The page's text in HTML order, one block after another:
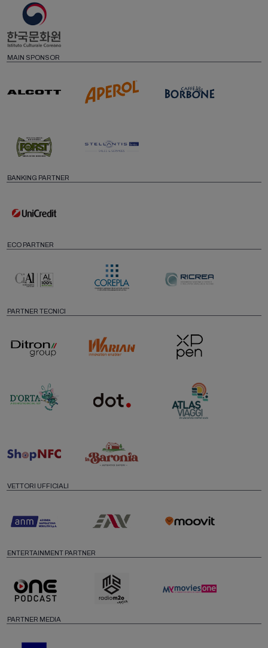
MAIN SPONSOR
BANKING PARTNER
ECO PARTNER
PARTNER TECNICI
VETTORI UFFICIALI
ENTERTAINMENT PARTNER
PARTNER MEDIA